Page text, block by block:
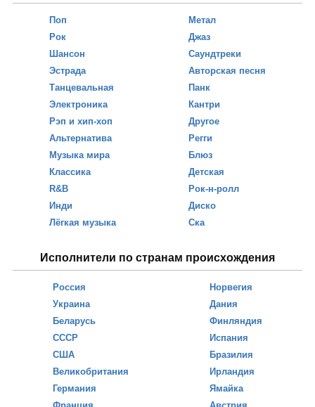
Поп
Рок
Шансон
Эстрада
Танцевальная
Электроника
Рэп и хип-хоп
Альтернатива
Музыка мира
Классика
R&B
Инди
Лёгкая музыка
Метал
Джаз
Саундтреки
Авторская песня
Панк
Кантри
Другое
Регги
Блюз
Детская
Рок-н-ролл
Диско
Ска
Исполнители по странам происхождения
Россия
Украина
Беларусь
СССР
США
Великобритания
Германия
Норвегия
Дания
Финляндия
Испания
Бразилия
Ирландия
Ямайка